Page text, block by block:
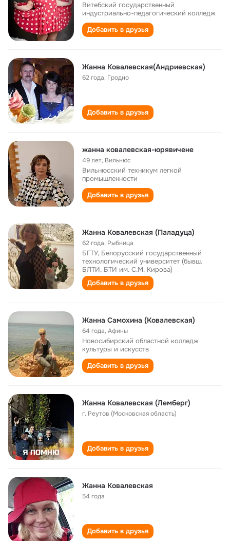
Витебский государственный
индустриально-педагогический колледж
Добавить в друзья
Жанна Ковалевская(Андриевская)
62 года, Гродно
Добавить в друзья
жанна ковалевская-юрявичене
49 лет, Вильнюс
Вильнюсский техникум легкой
промышленности
Добавить в друзья
Жанна Ковалевская (Паладуца)
62 года, Рыбница
БГТУ, Белорусский государственный
технологический университет (бывш.
БЛТИ, БТИ им. С.М. Кирова)
Добавить в друзья
Жанна Самохина (Ковалевская)
64 года,Афины
Новосибирский областной колледж
культуры и искусств
Добавить в друзья
Жанна Ковалевская (Лемберг)
г. Реутов (Московская область)
Добавить в друзья
Жанна Ковалевская
54 года
Добавить в друзья